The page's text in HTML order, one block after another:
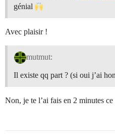
génial
Avec plaisir !
mutmut:
Il existe qq part ? (si oui j’ai
Non, je te l’ai fais en 2 minutes ce